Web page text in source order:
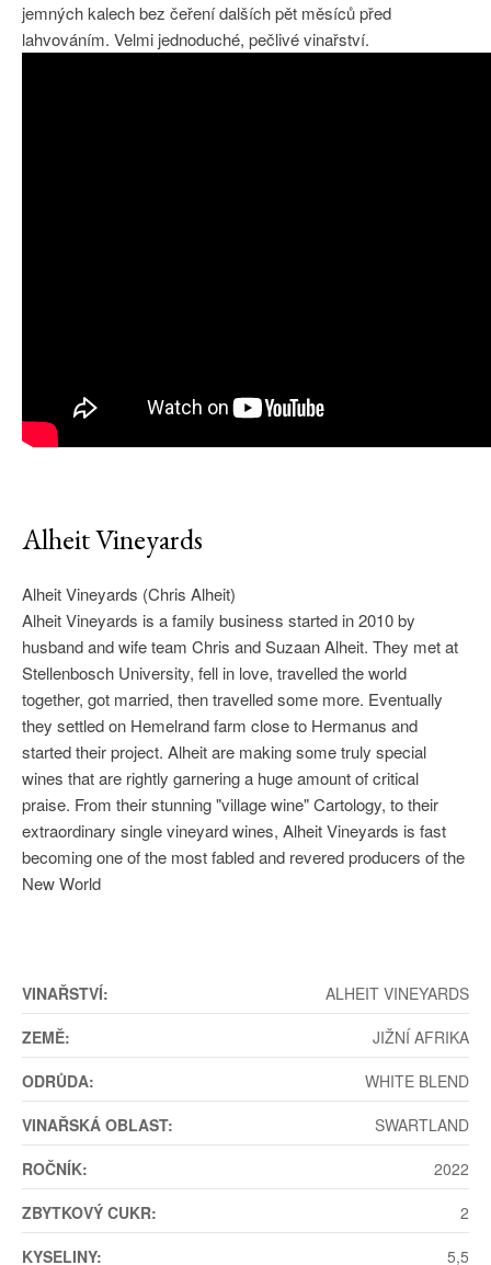
jemných kalech bez čeření dalších pět měsíců před
lahvováním. Velmi jednoduché, pečlivé vinařství.
Alheit Vineyards
Alheit Vineyards (Chris Alheit)
Alheit Vineyards is a family business started in 2010 by
husband and wife team Chris and Suzaan Alheit. They met at
Stellenbosch University, fell in love, travelled the world
together, got married, then travelled some more. Eventually
they settled on Hemelrand farm close to Hermanus and
started their project. Alheit are making some truly special
wines that are rightly garnering a huge amount of critical
praise. From their stunning "village wine" Cartology, to their
extraordinary single vineyard wines, Alheit Vineyards is fast
becoming one of the most fabled and revered producers of the
New World
VINAŘSTVÍ:
ALHEIT VINEYARDS
ZEMĚ:
JIŽNÍ AFRIKA
ODRŮDA:
WHITE BLEND
VINAŘSKÁ OBLAST:
SWARTLAND
ROČNÍK:
2022
ZBYTKOVÝ CUKR:
2
KYSELINY:
5,5